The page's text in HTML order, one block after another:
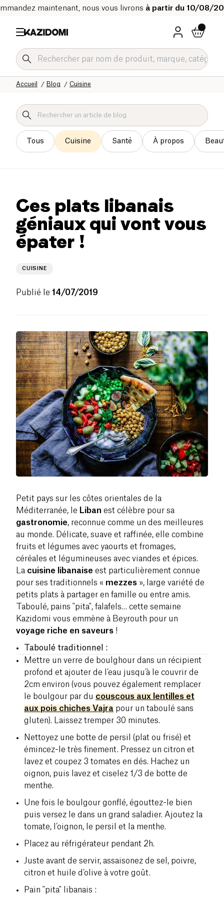
maintenant, nous vous livrons à partir du 10/08/
Cuisine
Blog
Accueil
Tous Cuisine Santé À propos
Ces plats libanais
géniaux qui vont vous
épater !
CUISINE
Publié le 14/07/2019
Petit pays sur les côtes orientales de la
Méditerranée, le Liban est célèbre pour sa
gastronomie, reconnue comme un des meilleures
au monde. Délicate, suave et raffinée, elle combine
fruits et légumes avec yaourts et fromages,
céréales et légumineuses avec viandes et épices.
La cuisine libanaise est particulièrement connue
pour ses traditionnels « mezzes », large variété de
petits plats à partager en famille ou entre amis.
Taboulé, pains "pita", falafels… cette semaine
Kazidomi vous emmène à Beyrouth pour un
voyage riche en saveurs !
Taboulé traditionnel :
Mettre un verre de boulghour dans un récipient
profond et ajouter de l’eau jusqu’à le couvrir de
2cm environ (vous pouvez également remplacer
le boulgour par du couscous aux lentilles et
aux pois chiches Vajra pour un taboulé sans
gluten). Laissez tremper 30 minutes.
Nettoyez une botte de persil (plat ou frisé) et
émincez-le très finement. Pressez un citron et
lavez et coupez 3 tomates en dés. Hachez un
oignon, puis lavez et ciselez 1/3 de botte de
menthe.
Une fois le boulgour gonflé, égouttez-le bien
puis versez le dans un grand saladier. Ajoutez la
tomate, l’oignon, le persil et la menthe.
Placez au réfrigérateur pendant 2h.
Juste avant de servir, assaisonez de sel, poivre,
citron et huile d’olive à votre goût.
Pain "pita" libanais :